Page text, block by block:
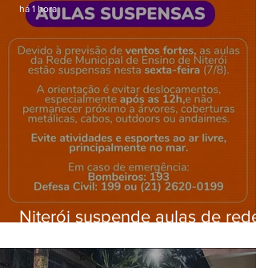
Niterói suspende aulas de rede
ventos fortes nesta sexta (7)
há 1 hora